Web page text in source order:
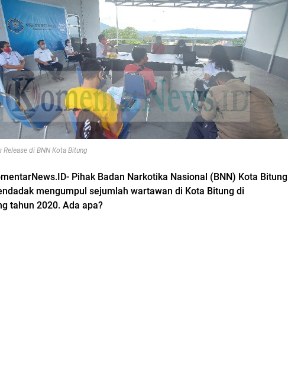
Release di BNN Kota Bitung
Pihak Badan Narkotika Nasional (BNN) Kota Bitung
mengumpul sejumlah wartawan di Kota Bitung di
tahun 2020. Ada apa?